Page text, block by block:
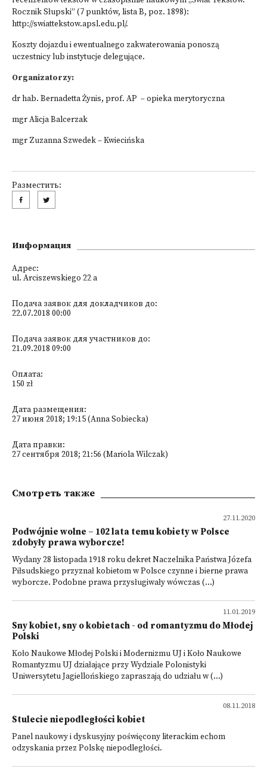
Rocznik Słupski” (7 punktów, lista B, poz. 1898):
http://swiattekstow.apsl.edu.pl/.
Koszty dojazdu i ewentualnego zakwaterowania ponoszą
uczestnicy lub instytucje delegujące.
Organizatorzy:
dr hab. Bernadetta Żynis, prof. AP – opieka merytoryczna
mgr Alicja Balcerzak
mgr Zuzanna Szwedek – Kwiecińska
Разместить:
Информация
Адрес:
ul. Arciszewskiego 22 a
Подача заявок для докладчиков до:
22.07.2018 00:00
Подача заявок для участников до:
21.09.2018 09:00
Оплата:
150 zł
Дата размещения:
27 июня 2018; 19:15 (Anna Sobiecka)
Дата правки:
27 сентября 2018; 21:56 (Mariola Wilczak)
Смотреть также
27.11.2020
Podwójnie wolne – 102 lata temu kobiety w Polsce
zdobyły prawa wyborcze!
Wydany 28 listopada 1918 roku dekret Naczelnika Państwa Józefa
Piłsudskiego przyznał kobietom w Polsce czynne i bierne prawa
wyborcze. Podobne prawa przysługiwały wówczas (...)
11.01.2019
Sny kobiet, sny o kobietach - od romantyzmu do Młodej
Polski
Koło Naukowe Młodej Polski i Modernizmu UJ i Koło Naukowe
Romantyzmu UJ działające przy Wydziale Polonistyki
Uniwersytetu Jagiellońskiego zapraszają do udziału w (...)
08.11.2018
Stulecie niepodległości kobiet
Panel naukowy i dyskusyjny poświęcony literackim echom
odzyskania przez Polskę niepodległości.